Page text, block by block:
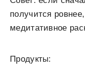
получится
медитативное
Продукты: